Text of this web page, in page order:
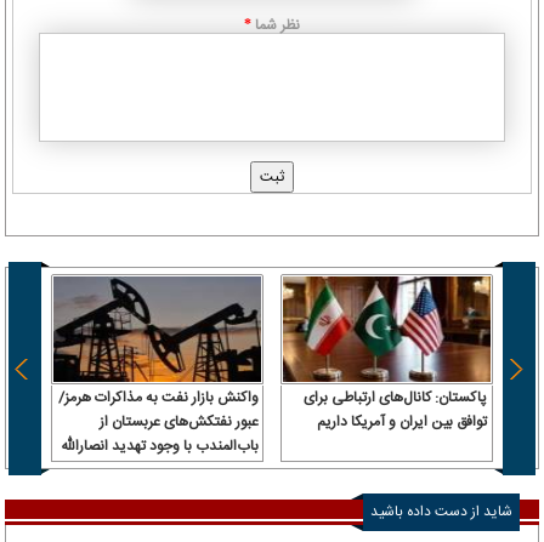
نظر شما *
پاکستان: کانال‌های ارتباطی برای
توافق بین ایران و آمریکا داریم
واکنش بازار نفت به مذاکرات هرمز/
عبور نفتکش‌های عربستان از
باب‌المندب با وجود تهدید انصارالله
شاید از دست داده باشید